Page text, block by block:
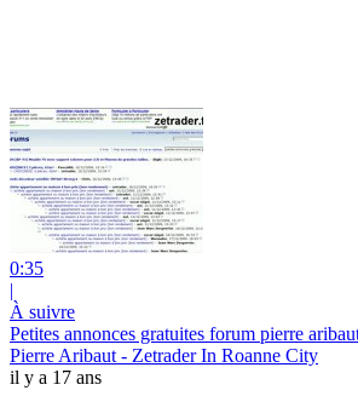
0:35
|
À suivre
Petites annonces gratuites forum pierre
Pierre Aribaut - Zetrader In Roanne City
il y a 17 ans